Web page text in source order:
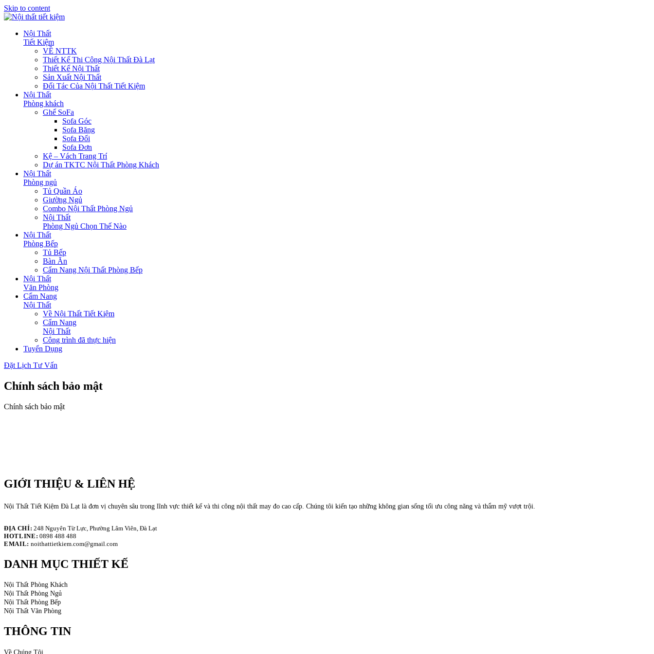
Skip to content
Nội Thất
Tiết Kiệm
VỀ NTTK
Thiết Kế Thi Công Nội Thất Đà Lạt
Thiết Kế Nội Thất
Sản Xuất Nội Thất
Đối Tác Của Nội Thất Tiết Kiệm
Nội Thất
Phòng khách
Ghế SoFa
Sofa Góc
Sofa Băng
Sofa Đối
Sofa Đơn
Kệ – Vách Trang Trí
Dự án TKTC Nội Thất Phòng Khách
Nội Thất
Phòng ngủ
Tủ Quần Áo
Giường Ngủ
Combo Nội Thất Phòng Ngủ
Nội Thất
Phòng Ngủ Chọn Thế Nào
Nội Thất
Phòng Bếp
Tủ Bếp
Bàn Ăn
Cẩm Nang Nội Thất Phòng Bếp
Nội Thất
Văn Phòng
Cẩm Nang
Nội Thất
Về Nội Thất Tiết Kiệm
Cẩm Nang
Nội Thất
Công trình đã thực hiện
Tuyển Dụng
Đặt Lịch Tư Vấn
Chính sách bảo mật
Chính sách bảo mật
GIỚI THIỆU & LIÊN HỆ
Nội Thất Tiết Kiệm Đà Lạt là đơn vị chuyên sâu trong lĩnh vực thiết kế và thi công nội thất may đo cao cấp. Chúng tôi kiến tạo những không gian sống tối ưu công năng và thẩm mỹ vượt trội.
ĐỊA CHỈ: 248 Nguyên Từ Lực, Phường Lâm Viên, Đà Lạt
HOTLINE: 0898 488 488
EMAIL: noithattietkiem.com@gmail.com
DANH MỤC THIẾT KẾ
Nội Thất Phòng Khách
Nội Thất Phòng Ngủ
Nội Thất Phòng Bếp
Nội Thất Văn Phòng
THÔNG TIN
Về Chúng Tôi